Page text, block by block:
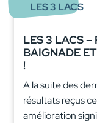
LES 3 LACS
LES 3 LACS –
BAIGNADE
!
A la suite des
résultats reçus
amélioration